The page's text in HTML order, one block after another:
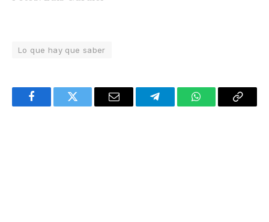
Lo que hay que saber
FacebookTwitter Email TelegramWhatsAppCopy